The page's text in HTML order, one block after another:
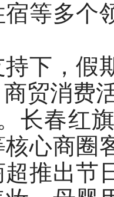
等多个
，假期
贸消费
长春红
心商圈
推出节